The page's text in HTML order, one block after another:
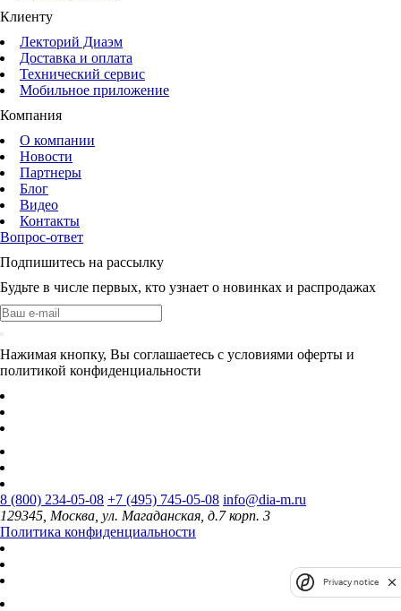
Клиенту
Лекторий Диаэм
Доставка и оплата
Технический сервис
Мобильное приложение
Компания
О компании
Новости
Партнеры
Блог
Видео
Контакты
Вопрос-ответ
Подпишитесь на рассылку
Будьте в числе первых, кто узнает о новинках и распродажах
Нажимая кнопку, Вы соглашаетесь с условиями оферты и
политикой конфиденциальности
8 (800) 234-05-08 +7 (495) 745-05-08 info@dia-m.ru
129345, Москва, ул. Магаданская, д.7 корп. 3
Политика конфиденциальности
Privacy notice